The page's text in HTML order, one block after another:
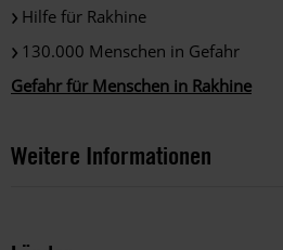
Hilfe für Rakhine
130.000 Menschen in Gefahr
Gefahr für Menschen in Rakhine
Weitere Informationen